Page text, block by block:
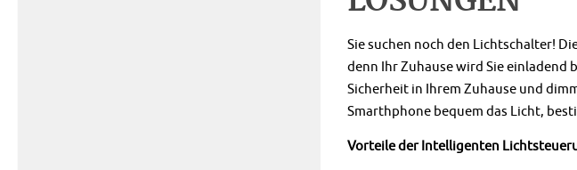
Sie suchen noch den Lichtschalter!
denn Ihr Zuhause wird Sie einladend
Sicherheit in Ihrem Zuhause und
Smarthphone bequem das Licht,
Vorteile der Intelligenten